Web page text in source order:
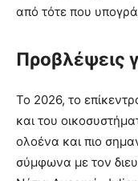
από τότε που
Προβλέψεις
Το 2026, το
και του
ολοένα και πιο
σύμφωνα με τον